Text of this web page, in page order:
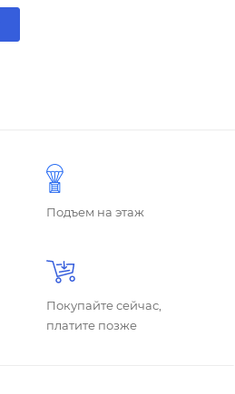
Подъем на этаж
Покупайте сейчас,
платите позже